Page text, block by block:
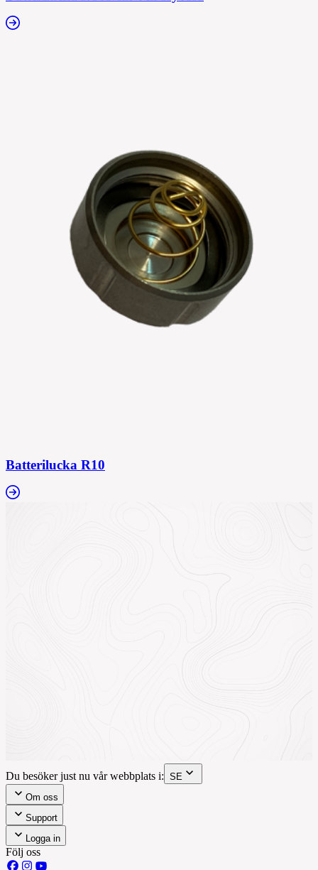
Batterilucka R10
Du besöker just nu vår webbplats i: SE
Om oss
Support
Logga in
Följ oss